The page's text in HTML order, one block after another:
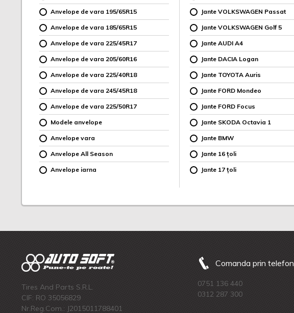
Anvelope de vara 195/65R15
Anvelope de vara 185/65R15
Anvelope de vara 225/45R17
Anvelope de vara 205/60R16
Anvelope de vara 225/40R18
Anvelope de vara 245/45R18
Anvelope de vara 225/50R17
Modele anvelope
Anvelope vara
Anvelope All Season
Anvelope iarna
Jante VOLKSWAGEN Passat
Jante VOLKSWAGEN Golf 5
Jante AUDI A4
Jante DACIA Logan
Jante TOYOTA Auris
Jante FORD Mondeo
Jante FORD Focus
Jante SKODA Octavia 1
Jante BMW
Jante 16 țoli
Jante 17 țoli
Tires And Parts S.R.L.
CIF: RO 35056829
Nr.Reg.Com.: J2015011788401
Comanda prin telefon
0751 136 440
0312 287 300